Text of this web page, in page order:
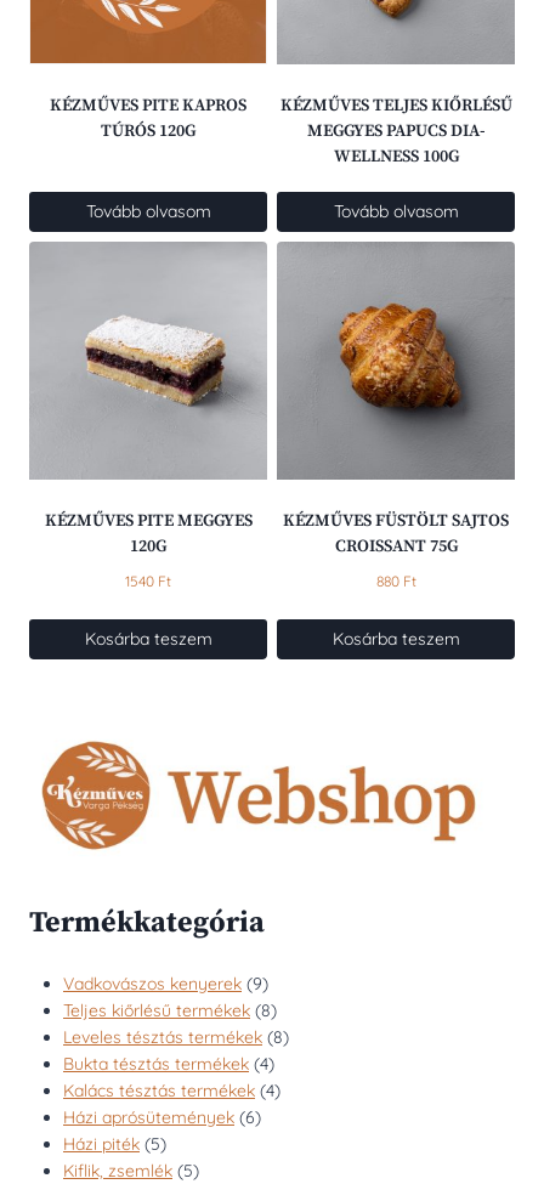
KÉZMŰVES PITE KAPROS
TÚRÓS 120G
Tovább olvasom
KÉZMŰVES TELJES KIŐRLÉSŰ
MEGGYES PAPUCS DIA-
WELLNESS 100G
Tovább olvasom
KÉZMŰVES PITE MEGGYES
120G
1540 Ft
Kosárba teszem
KÉZMŰVES FÜSTÖLT SAJTOS
CROISSANT 75G
880 Ft
Kosárba teszem
Termékkategória
Vadkovászos kenyerek 99
termék
Teljes kiőrlésű termékek 88
termék
Leveles tésztás termékek 88
Bukta tésztás termékek 44
termék
Kalács tésztás termékek 44
Házi aprósütemények 66
Házi piték 55
termék
Kiflik, zsemlék 55